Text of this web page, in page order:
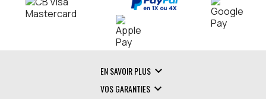
EN SAVOIR PLUS 
VOS GARANTIES 